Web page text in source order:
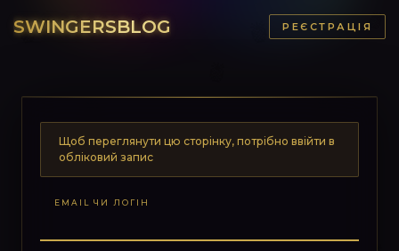
SWINGERSBLOG РЕЄСТРАЦІЯ
Щоб переглянути цю сторінку, потрібно ввійти в
обліковий запис
EMAIL ЧИ ЛОГІН